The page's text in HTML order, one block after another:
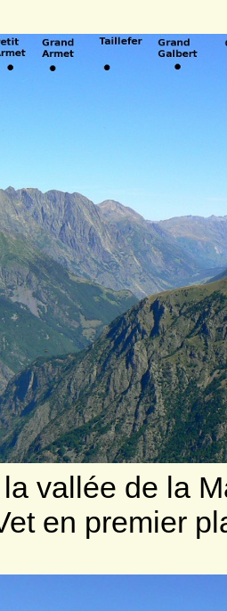
vallée de la
en premier